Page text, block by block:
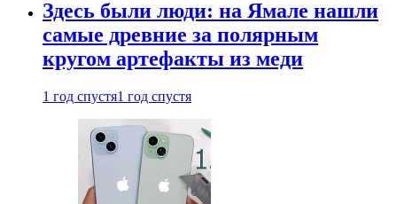
Здесь были люди: на Ямале нашли
самые древние за полярным
кругом артефакты из меди
1 год спустя1 год спустя